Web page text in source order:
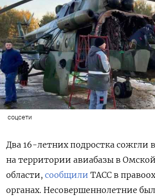
соцсети
Два 16-летних подростка сожгли
на территории авиабазы в Омской
области, сообщили ТАСС в
органах. Несовершеннолетние